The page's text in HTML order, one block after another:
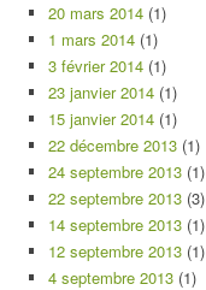
20 mars 2014 (1)
1 mars 2014 (1)
3 février 2014 (1)
23 janvier 2014 (1)
15 janvier 2014 (1)
22 décembre 2013 (1)
24 septembre 2013 (1)
22 septembre 2013 (3)
14 septembre 2013 (1)
12 septembre 2013 (1)
4 septembre 2013 (1)